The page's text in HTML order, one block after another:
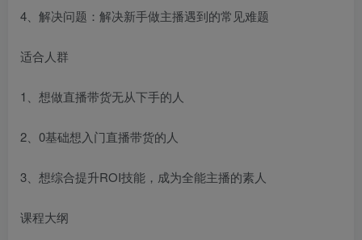
4、解决问题：解决新手做主播遇到的常见难题
适合人群
1、想做直播带货无从下手的人
2、0基础想入门直播带货的人
3、想综合提升ROI技能，成为全能主播的素人
课程大纲